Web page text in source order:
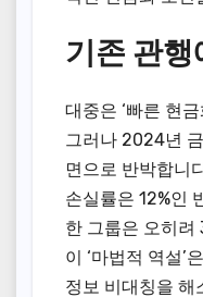
기존 관행
대중은 ‘빠른 현
그러나 2024년
면으로 반박합니
손실률은 12%인
한 그룹은 오히려
이 ‘마법적 역설’
정보 비대칭을 해